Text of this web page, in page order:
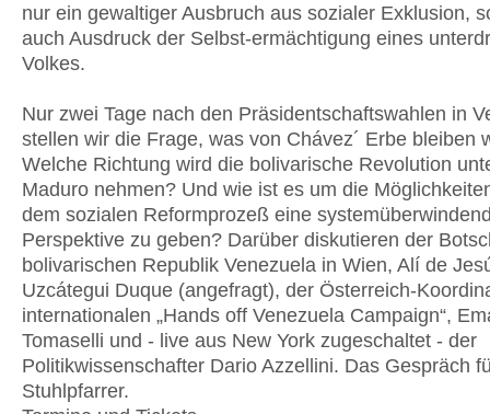
nur ein gewaltiger Ausbruch aus sozialer Exklusion,
auch Ausdruck der Selbst-ermächtigung eines
Volkes.
Nur zwei Tage nach den Präsidentschaftswahlen in
stellen wir die Frage, was von Chávez´ Erbe bleiben
Welche Richtung wird die bolivarische Revolution
Maduro nehmen? Und wie ist es um die
dem sozialen Reformprozeß eine
Perspektive zu geben? Darüber diskutieren der
bolivarischen Republik Venezuela in Wien, Alí de
Uzcátegui Duque (angefragt), der Österreich-
internationalen „Hands off Venezuela Campaign“,
Tomaselli und - live aus New York zugeschaltet - der
Politikwissenschafter Dario Azzellini. Das Gespräch
Stuhlpfarrer.